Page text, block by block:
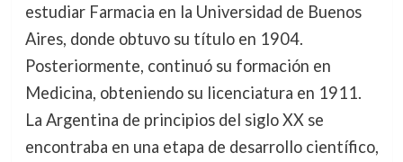
estudiar Farmacia en la Universidad de Buenos
Aires, donde obtuvo su título en 1904.
Posteriormente, continuó su formación en
Medicina, obteniendo su licenciatura en 1911.
La Argentina de principios del siglo XX se
encontraba en una etapa de desarrollo científico,